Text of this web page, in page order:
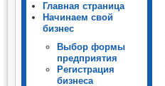
Главная страница
Начинаем свой
бизнес
Выбор формы
предприятия
Регистрация
бизнеса